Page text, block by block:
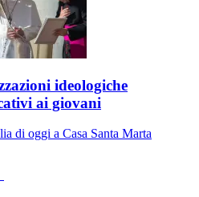
ideologiche
ai giovani
di oggi a Casa Santa Marta